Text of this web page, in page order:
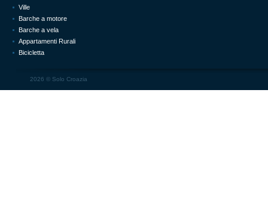
Ville
Barche a motore
Barche a vela
Appartamenti Rurali
Bicicletta
2026 © Solo Croazia